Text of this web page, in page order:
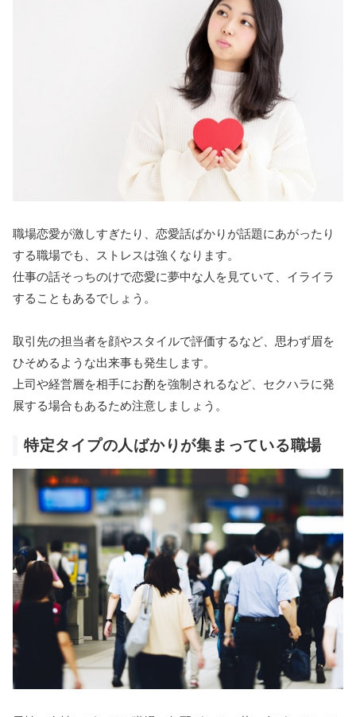
職場恋愛が激しすぎたり、恋愛話ばかりが話題にあがったり
する職場でも、ストレスは強くなります。
仕事の話そっちのけで恋愛に夢中な人を見ていて、イライラ
することもあるでしょう。
取引先の担当者を顔やスタイルで評価するなど、思わず眉を
ひそめるような出来事も発生します。
上司や経営層を相手にお酌を強制されるなど、セクハラに発
展する場合もあるため注意しましょう。
特定タイプの人ばかりが集まっている職場